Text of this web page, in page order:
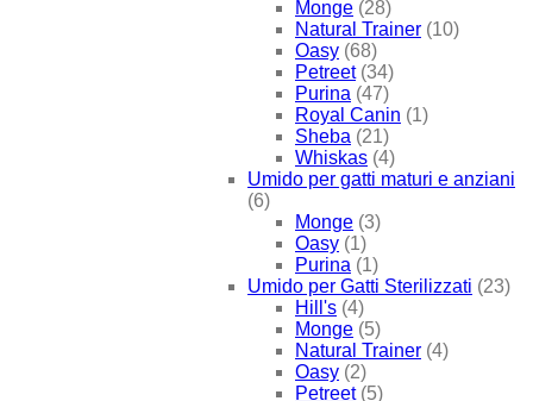
Monge (28)
Natural Trainer (10)
Oasy (68)
Petreet (34)
Purina (47)
Royal Canin (1)
Sheba (21)
Whiskas (4)
Umido per gatti maturi e anziani
(6)
Monge (3)
Oasy (1)
Purina (1)
Umido per Gatti Sterilizzati (23)
Hill's (4)
Monge (5)
Natural Trainer (4)
Oasy (2)
Petreet (5)